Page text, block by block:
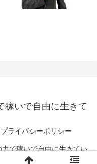
稼いで自由に生きて
プライバシーポリシー
で稼いで自由に生きてい